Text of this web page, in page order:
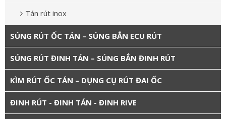
Tán rút inox
SÚNG RÚT ỐC TÁN – SÚNG BẮN ECU RÚT
SÚNG RÚT ĐINH TÁN – SÚNG BẮN ĐINH RÚT
KÌM RÚT ỐC TÁN – DỤNG CỤ RÚT ĐAI ỐC
ĐINH RÚT - ĐINH TÁN - ĐINH RIVE